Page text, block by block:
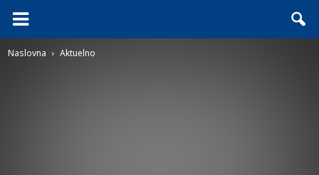
Naslovna Aktuelno